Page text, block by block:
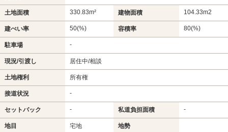
土地面積 330.83m² 建物面積 104.33m2
建ぺい率 50(%) 容積率 80(%)
駐車場 -
現況/引渡し 居住中/相談
土地権利 所有権
接道状況 -
セットバック - 私道負担面積 -
地目 宅地 地勢